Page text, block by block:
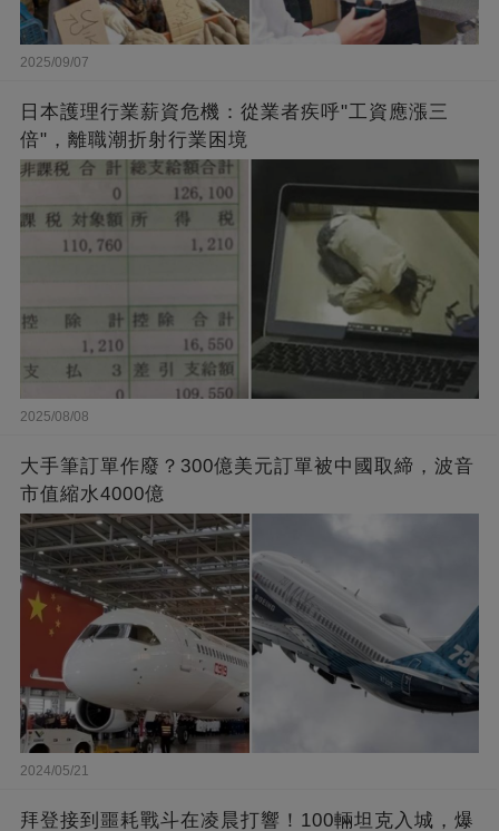
2025/09/07
日本護理行業薪資危機：從業者疾呼"工資應漲三
倍"，離職潮折射行業困境
2025/08/08
大手筆訂單作廢？300億美元訂單被中國取締，波音
市值縮水4000億
2024/05/21
拜登接到噩耗戰斗在凌晨打響！100輛坦克入城，爆